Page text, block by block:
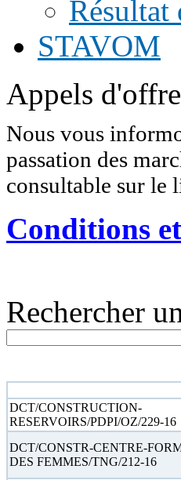
Résultat
STAVOM
Appels
Nous vous
passation des
consultable sur le
Conditions
Rechercher
DCT/CONSTRUCTION-
RESERVOIRS/PDPI/OZ/229-16
DCT/CONSTR-CENTRE-
DES FEMMES/TNG/212-16